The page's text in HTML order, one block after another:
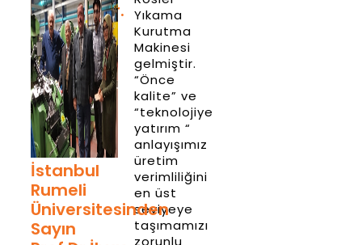
Bulundular.
04.12.2018
Haber
Detay
Yıkama
Kurutma
Makinesi
gelmiştir.
“Önce
kalite” ve
“teknolojiye
yatırım “
anlayışımız
üretim
verimliliğini
en üst
seviyeye
taşımamızı
zorunlu
İstanbul
Rumeli
Üniversitesinden
Sayın